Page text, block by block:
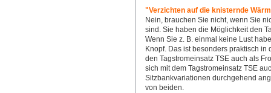
"Verzichten auf die knisternde
Nein, brauchen Sie nicht, wenn Sie
sind. Sie haben die Möglichkeit den
Wenn Sie z. B. einmal keine Lust
Knopf. Das ist besonders praktisch
den Tagstromeinsatz TSE auch als
sich mit dem Tagstromeinsatz TSE
Sitzbankvariationen durchgehend
von beiden.